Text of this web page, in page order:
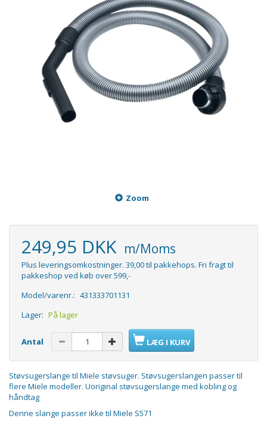
Zoom
249,95 DKK m/Moms
Plus leveringsomkostninger. 39,00 til pakkehops. Fri fragt til
pakkeshop ved køb over 599,-
Model/varenr.: 431333701131
Lager: På lager
Antal LÆG I KURV
Støvsugerslange til Miele støvsuger. Støvsugerslangen passer til
flere Miele modeller. Uoriginal støvsugerslange med kobling og
håndtag
Denne slange passer ikke til Miele S571